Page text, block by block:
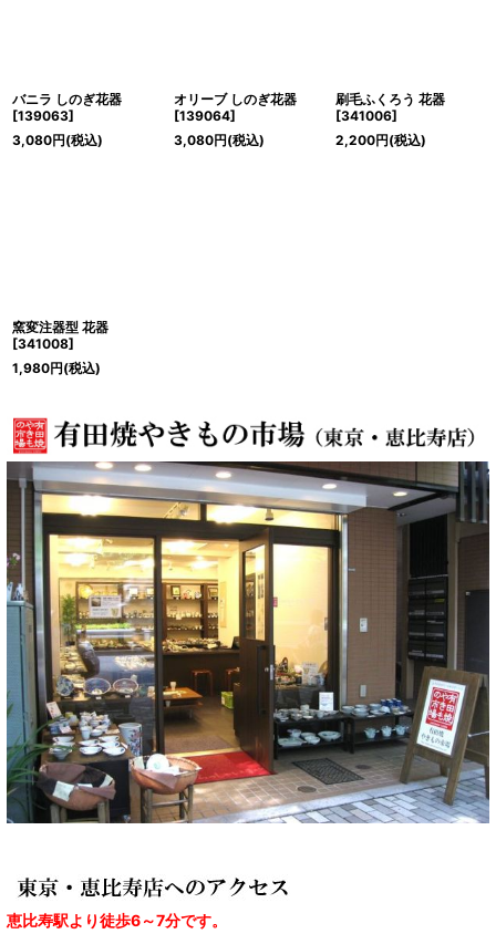
バニラ しのぎ花器
[139063]
3,080円(税込)
オリーブ しのぎ花器
[139064]
3,080円(税込)
刷毛ふくろう 花器
[341006]
2,200円(税込)
窯変注器型 花器
[341008]
1,980円(税込)
恵比寿駅より徒歩6～7分です。